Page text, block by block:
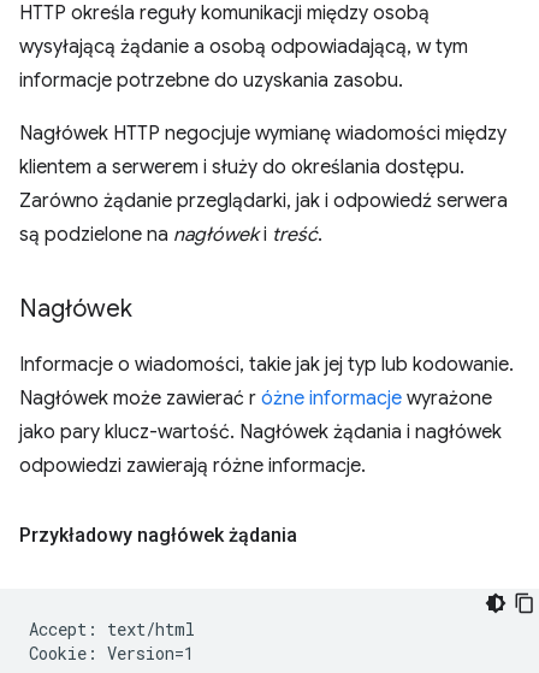
HTTP określa reguły komunikacji między osobą
wysyłającą żądanie a osobą odpowiadającą, w tym
informacje potrzebne do uzyskania zasobu.
Nagłówek HTTP negocjuje wymianę wiadomości między
klientem a serwerem i służy do określania dostępu.
Zarówno żądanie przeglądarki, jak i odpowiedź serwera
są podzielone na nagłóweki treść.
Nagłówek
Informacje o wiadomości, takie jak jej typ lub kodowanie.
Nagłówek może zawierać r óżne informacje wyrażone
jako pary klucz-wartość. Nagłówek żądania i nagłówek
odpowiedzi zawierają różne informacje.
Przykładowy nagłówek żądania
Accept: text/html